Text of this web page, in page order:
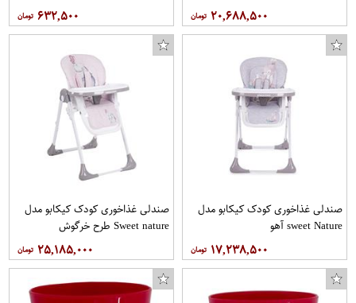
۲۰,۶۸۸,۵۰۰ ۶۳۲,۵۰۰
صندلی غذاخوری کودک کیکابو مدل
sweet Nature آهو
۱۷,۲۳۸,۵۰۰
صندلی غذاخوری کودک کیکابو مدل
Sweet nature طرح خرگوش
۲۵,۱۸۵,۰۰۰